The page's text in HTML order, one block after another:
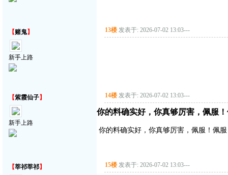
【赌鬼】
新手上路
13楼 发表于: 2026-07-02 13:03---
【紫霞仙子】
新手上路
14楼 发表于: 2026-07-02 13:03---
你的料确实好，你真够厉害，佩服
你的料确实好，你真够厉害，佩服！佩
【莘祁莘祁】 15楼 发表于: 2026-07-02 13:03---